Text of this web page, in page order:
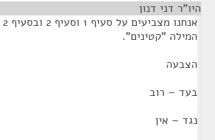
היו"ר דני דנון
המילה "קטינים".
הצבעה
בעד – רוב
נגד – אין